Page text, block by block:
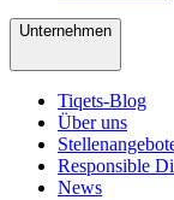
Unternehmen
Tiqets-Blog
Über uns
Responsible
News